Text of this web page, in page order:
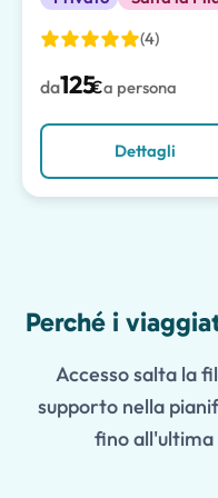
(4)
da125€a persona
Dettagli
Features
Perché i
Accesso salta la
supporto nella
fino